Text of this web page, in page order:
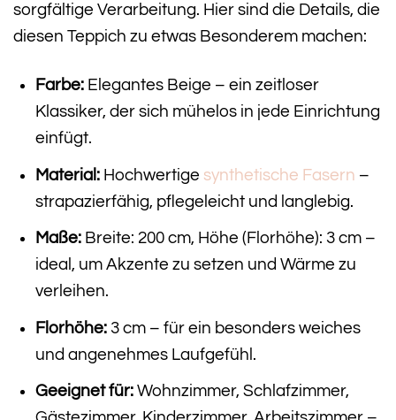
sorgfältige Verarbeitung. Hier sind die Details, die
diesen Teppich zu etwas Besonderem machen:
Farbe:Elegantes Beige – ein zeitloser
Klassiker, der sich mühelos in jede Einrichtung
einfügt.
Material:Hochwertige synthetische Fasern –
strapazierfähig, pflegeleicht und langlebig.
Maße:Breite: 200 cm, Höhe (Florhöhe): 3 cm –
ideal, um Akzente zu setzen und Wärme zu
verleihen.
Florhöhe:3 cm – für ein besonders weiches
und angenehmes Laufgefühl.
Geeignet für:Wohnzimmer, Schlafzimmer,